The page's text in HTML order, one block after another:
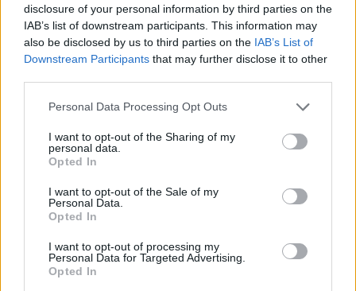
disclosure of your personal information by third parties on the
IAB’s list of downstream participants. This information may
also be disclosed by us to third parties on the IAB’s List of
Downstream Participants that may further disclose it to other
Personal Data Processing Opt Outs
I want to opt-out of the Sharing of my
personal data.
Opted In
I want to opt-out of the Sale of my
Personal Data.
Opted In
I want to opt-out of processing my
Personal Data for Targeted Advertising.
Opted In
Ilmoita virheestä·Tietoa meistä·Toimitusperiaatteet